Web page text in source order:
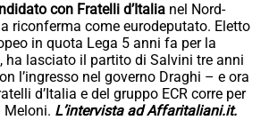
con Fratelli d’Italia nel Nord-
riconferma come eurodeputato. Eletto
in quota Lega 5 anni fa per la
ha lasciato il partito di Salvini tre anni
l’ingresso nel governo Draghi – e ora
d’Italia e del gruppo ECR corre per
Meloni. L’intervista ad Affaritaliani.it.